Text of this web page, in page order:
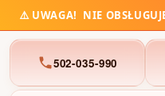
⚠️ UWAGA! NIE
502-035-990